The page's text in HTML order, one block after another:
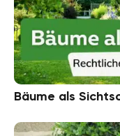
Bäume als